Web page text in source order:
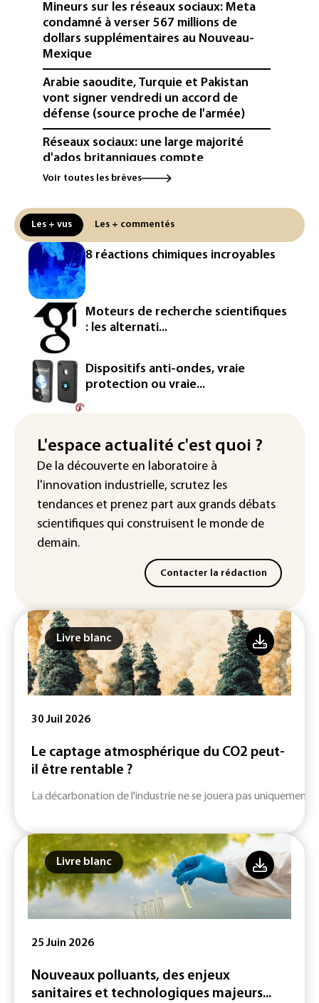
Mineurs sur les réseaux sociaux: Meta
condamné à verser 567 millions de
dollars supplémentaires au Nouveau-
Mexique
Arabie saoudite, Turquie et Pakistan
vont signer vendredi un accord de
défense (source proche de l'armée)
Réseaux sociaux: une large majorité
d'ados britanniques compte
contourner le couvre-feu (sondage)
un matériau clé dominé par la Chine
Les Etats-Unis veulent contrôler la
production d'un composant des
semiconducteurs et panneaux solaires
Washington étend le contrôle des
réseaux sociaux des étrangers
demandeurs de visas
Rugby: le Stade français victime d'une
cyberattaque
Enquête ouverte après la fuite des
d'Intermarché
La Slovaquie enregistre un record
absolu de 42,2°C (services
météorologiques)
Voir toutes les brèves
Les + vus Les + commentés
8 réactions chimiques incroyables
Moteurs de recherche scientifiques
: les alternati...
Dispositifs anti-ondes, vraie
protection ou vraie...
L'espace actualité c'est quoi ?
De la découverte en laboratoire à
l'innovation industrielle, scrutez les
tendances et prenez part aux grands débats
scientifiques qui construisent le monde de
demain.
Contacter la rédaction
Livre blanc
30 Juil 2026
Le captage atmosphérique du CO2 peut-
il être rentable ?
La décarbonation de l'industrie ne se jouera pas uniquement
Livre blanc
25 Juin 2026
Nouveaux polluants, des enjeux
sanitaires et technologiques majeurs...